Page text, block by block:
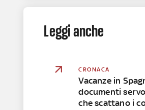
Leggi anche
CRONACA
Vacanze in
documenti
che scattano i